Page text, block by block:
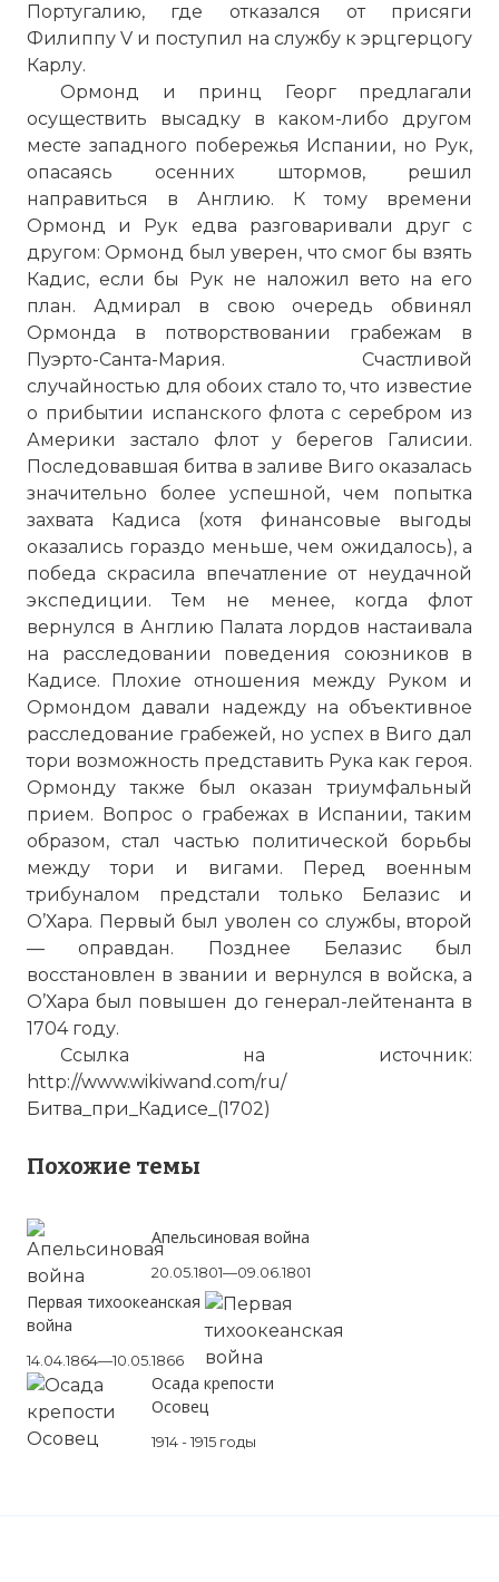
Португалию, где отказался от присяги
Филиппу V и поступил на службу к эрцгерцогу
Карлу.
Ормонд и принц Георг предлагали
осуществить высадку в каком-либо другом
месте западного побережья Испании, но Рук,
опасаясь осенних штормов, решил
направиться в Англию. К тому времени
Ормонд и Рук едва разговаривали друг с
другом: Ормонд был уверен, что смог бы взять
Кадис, если бы Рук не наложил вето на его
план. Адмирал в свою очередь обвинял
Ормонда в потворствовании грабежам в
Пуэрто-Санта-Мария. Счастливой
случайностью для обоих стало то, что известие
о прибытии испанского флота с серебром из
Америки застало флот у берегов Галисии.
Последовавшая битва в заливе Виго оказалась
значительно более успешной, чем попытка
захвата Кадиса (хотя финансовые выгоды
оказались гораздо меньше, чем ожидалось), а
победа скрасила впечатление от неудачной
экспедиции. Тем не менее, когда флот
вернулся в Англию Палата лордов настаивала
на расследовании поведения союзников в
Кадисе. Плохие отношения между Руком и
Ормондом давали надежду на объективное
расследование грабежей, но успех в Виго дал
тори возможность представить Рука как героя.
Ормонду также был оказан триумфальный
прием. Вопрос о грабежах в Испании, таким
образом, стал частью политической борьбы
между тори и вигами. Перед военным
трибуналом предстали только Белазис и
О’Хара. Первый был уволен со службы, второй
— оправдан. Позднее Белазис был
восстановлен в звании и вернулся в войска, а
О’Хара был повышен до генерал-лейтенанта в
1704 году.
Ссылка на источник:
http://www.wikiwand.com/ru/
Битва_при_Кадисе_(1702)
Похожие темы
Апельсиновая война
20.05.1801—09.06.1801
Первая тихоокеанская
война
14.04.1864—10.05.1866
Осада крепости
Осовец
1914 - 1915 годы